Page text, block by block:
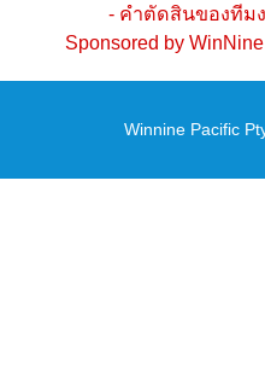
- คำตัดสินของทีม
Sponsored by
Winnine Pacific